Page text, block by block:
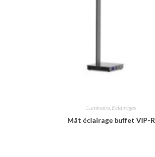
Luminaire, Eclairages
Mât éclairage buffet VIP-R